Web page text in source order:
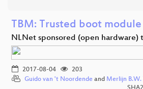
TBM: Trusted boot module
NLNet sponsored (open hardware)
2017-08-04
203
Guido van 't Noordende and Merlijn